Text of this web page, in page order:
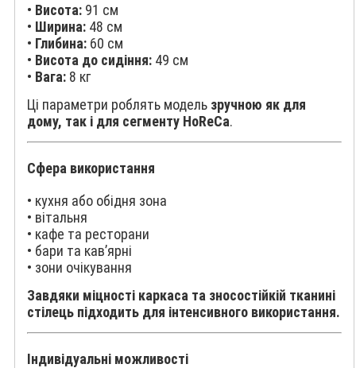
• Висота: 91 см
• Ширина: 48 см
• Глибина: 60 см
• Висота до сидіння: 49 см
• Вага: 8 кг
Ці параметри роблять модель зручною як для
дому, так і для сегменту HoReCa.
Сфера використання
• кухня або обідня зона
• вітальня
• кафе та ресторани
• бари та кав’ярні
• зони очікування
Завдяки міцності каркаса та зносостійкій тканині
стілець підходить для інтенсивного використання.
Індивідуальні можливості